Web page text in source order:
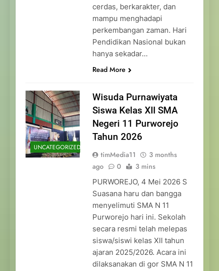
cerdas, berkarakter, dan
mampu menghadapi
perkembangan zaman. Hari
Pendidikan Nasional bukan
hanya sekadar…
Read More
UNCATEGORIZED
Wisuda Purnawiyata
Siswa Kelas XII SMA
Negeri 11 Purworejo
Tahun 2026
timMedia11
3 months
ago
0 3 mins
PURWOREJO, 4 Mei 2026 S
Suasana haru dan bangga
menyelimuti SMA N 11
Purworejo hari ini. Sekolah
secara resmi telah melepas
siswa/siswi kelas XII tahun
ajaran 2025/2026. Acara ini
dilaksanakan di gor SMA N 11